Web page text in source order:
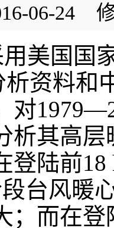
06-24
美国国
析资料和
对
析其高
登陆前
段台风暖
；而在